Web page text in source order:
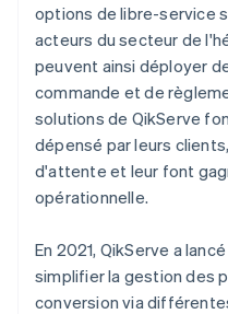
options de libre-service
acteurs du secteur de
peuvent ainsi déployer
commande et de
solutions de QikServe
dépensé par leurs
d'attente et leur font
opérationnelle.
En 2021, QikServe a lancé
simplifier la gestion des
conversion via